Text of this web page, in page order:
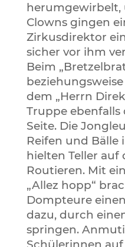
herumgewirbelt,
Clowns gingen
Zirkusdirektor
sicher vor ihm
Beim
dem „Herrn
Truppe ebenfalls
Seite. Die
Reifen und Bälle
hielten Teller auf
Routieren. Mit
„Allez hopp“
Dompteure
dazu, durch
springen.